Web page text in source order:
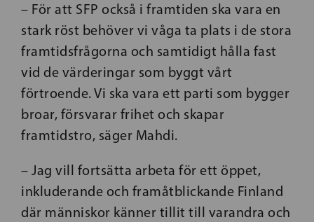
– För att SFP också i framtiden ska vara en
stark röst behöver vi våga ta plats i de stora
framtidsfrågorna och samtidigt hålla fast
vid de värderingar som byggt vårt
förtroende. Vi ska vara ett parti som bygger
broar, försvarar frihet och skapar
framtidstro, säger Mahdi.
– Jag vill fortsätta arbeta för ett öppet,
inkluderande och framåtblickande Finland
där människor känner tillit till varandra och